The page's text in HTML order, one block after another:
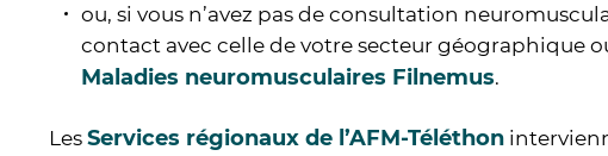
ou, si vous n’avez pas de consultation
contact avec celle de votre secteur géographique
Maladies neuromusculaires Filnemus.
Les Services régionaux de l’AFM-Téléthon